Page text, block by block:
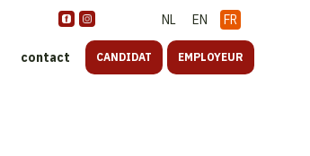
NL EN FR
contact CANDIDAT EMPLOYEUR